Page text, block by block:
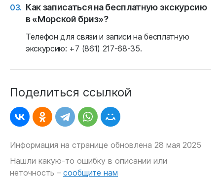
Как записаться на бесплатную экскурсию
в «Морской бриз»?
Телефон для связи и записи на бесплатную
экскурсию: +7 (861) 217-68-35.
Поделиться ссылкой
Информация на странице обновлена 28 мая 2025
Нашли какую-то ошибку в описании или
неточность – сообщите нам